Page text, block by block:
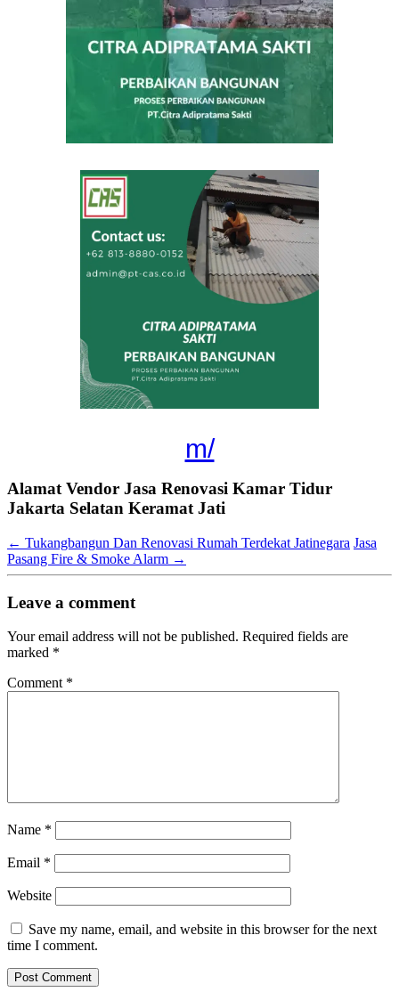
m/
Alamat Vendor Jasa Renovasi Kamar Tidur
Jakarta Selatan Keramat Jati
← Tukangbangun Dan Renovasi Rumah Terdekat Jatinegara Jasa
Pasang Fire & Smoke Alarm →
Leave a comment
Your email address will not be published. Required fields are
marked *
Comment *
Name *
Email *
Website
Save my name, email, and website in this browser for the next
time I comment.